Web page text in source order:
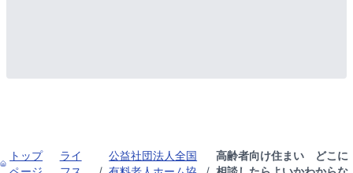
トップ
ライ
公益社団法人全国
高齢者向け住まい どこに